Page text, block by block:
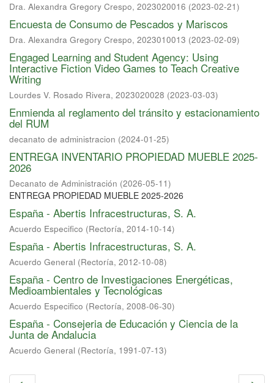
Dra. Alexandra Gregory Crespo, 2023020016 (2023-02-21)
Encuesta de Consumo de Pescados y Mariscos
Dra. Alexandra Gregory Crespo, 2023010013 (2023-02-09)
Engaged Learning and Student Agency: Using
Interactive Fiction Video Games to Teach Creative
Writing
Lourdes V. Rosado Rivera, 2023020028 (2023-03-03)
Enmienda al reglamento del tránsito y estacionamiento
del RUM
decanato de administracion (2024-01-25)
ENTREGA INVENTARIO PROPIEDAD MUEBLE 2025-
2026
Decanato de Administración (2026-05-11)
ENTREGA PROPIEDAD MUEBLE 2025-2026
España - Abertis Infracestructuras, S. A.
Acuerdo Especifico (Rectoría, 2014-10-14)
España - Abertis Infracestructuras, S. A.
Acuerdo General (Rectoría, 2012-10-08)
España - Centro de Investigaciones Energéticas,
Medioambientales y Tecnológicas
Acuerdo Especifico (Rectoría, 2008-06-30)
España - Consejeria de Educación y Ciencia de la
Junta de Andalucia
Acuerdo General (Rectoría, 1991-07-13)